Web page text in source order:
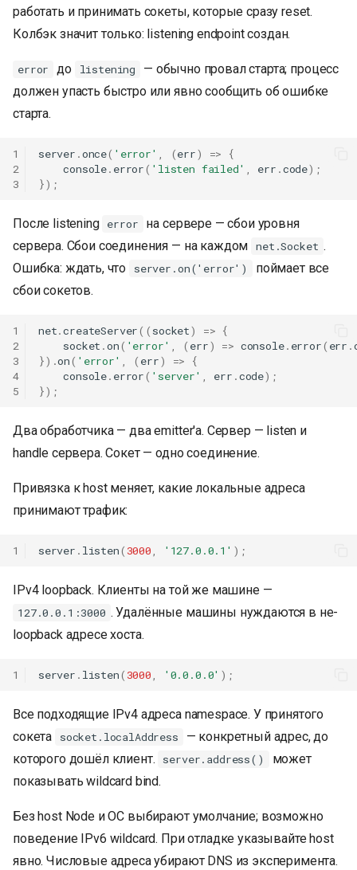
работать и принимать сокеты, которые сразу reset.
Колбэк значит только: listening endpoint создан.
error до listening
— обычно провал старта; процесс
должен упасть быстро или явно сообщить об ошибке
старта.
1
2
3
server .once( 'error' (err) =>
{
console. error( 'listen failed' err .code);
});
После listening error
на сервере — сбои уровня
сервера. Сбои соединения — на каждом net.Socket .
Ошибка: ждать, что
server.on('error')
поймает все
сбои сокетов.
1
2
3
4
5
net.createServer(( socket) => {
socket .on( 'error' ( err) => console. error( err .
}).on( 'error' ( err) =>
{
console. error( 'server' err .code);
});
Два обработчика — два emitter'а. Сервер — listen и
handle сервера. Сокет — одно соединение.
Привязка к host меняет, какие локальные адреса
принимают трафик:
1 server . listen( 3000 '127.0.0.1' );
IPv4 loopback. Клиенты на той же машине —
127.0.0.1:3000 . Удалённые машины нуждаются в не-
loopback адресе хоста.
1 server . listen( 3000 '0.0.0.0' );
Все подходящие IPv4 адреса namespace. У принятого
сокета
socket.localAddress
— конкретный адрес, до
которого дошёл клиент.
server.address()
может
показывать wildcard bind.
Без host Node и ОС выбирают умолчание; возможно
поведение IPv6 wildcard. При отладке указывайте host
явно. Числовые адреса убирают DNS из эксперимента.